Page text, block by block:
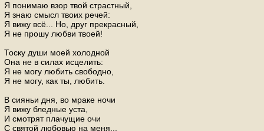
Я понимаю взор твой страстный,
Я знаю смысл твоих речей:
Я вижу всё... Но, друг прекрасный,
Я не прошу любви твоей!
Тоску души моей холодной
Она не в силах исцелить:
Я не могу любить свободно,
Я не могу, как ты, любить.
В сияньи дня, во мраке ночи
Я вижу бледные уста,
И смотрят плачущие очи
С святой любовью на меня...